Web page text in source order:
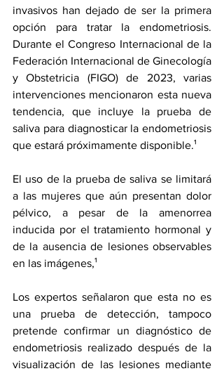
invasivos han dejado de ser la primera
opción para tratar la endometriosis.
Durante el Congreso Internacional de la
Federación Internacional de Ginecología
y Obstetricia (FIGO) de 2023, varias
intervenciones mencionaron esta nueva
tendencia, que incluye la prueba de
saliva para diagnosticar la endometriosis
que estará próximamente disponible.¹
El uso de la prueba de saliva se limitará
a las mujeres que aún presentan dolor
pélvico, a pesar de la amenorrea
inducida por el tratamiento hormonal y
de la ausencia de lesiones observables
en las imágenes,¹
Los expertos señalaron que esta no es
una prueba de detección, tampoco
pretende confirmar un diagnóstico de
endometriosis realizado después de la
visualización de las lesiones mediante